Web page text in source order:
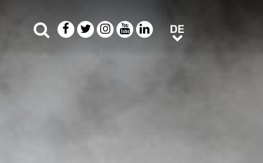
SucheFacebook
TwitterInstagram
YoutubeLinkedIn
DEDE